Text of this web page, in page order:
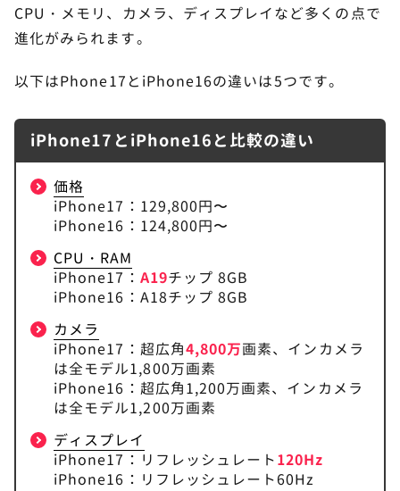
CPU・メモリ、カメラ、ディスプレイなど多くの点で
進化がみられます。
以下はPhone17とiPhone16の違いは5つです。
iPhone17とiPhone16と比較の違い
価格
iPhone17：129,800円〜
iPhone16：124,800円〜
CPU・RAM
iPhone17： A19チップ 8GB
iPhone16：A18チップ 8GB
カメラ
iPhone17：超広角4,800万画素、インカメラ
は全モデル1,800万画素
iPhone16：超広角1,200万画素、インカメラ
は全モデル1,200万画素
ディスプレイ
iPhone17：リフレッシュレート120Hz
iPhone16：リフレッシュレート60Hz